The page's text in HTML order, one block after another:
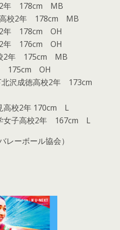
2年 178cm MB
高校2年 178cm MB
2年 178cm OH
2年 176cm OH
2年 175cm MB
175cm OH
沢成徳高校2年 173cm
高校2年 170cm L
女子高校2年 167cm L
レーボール協会）